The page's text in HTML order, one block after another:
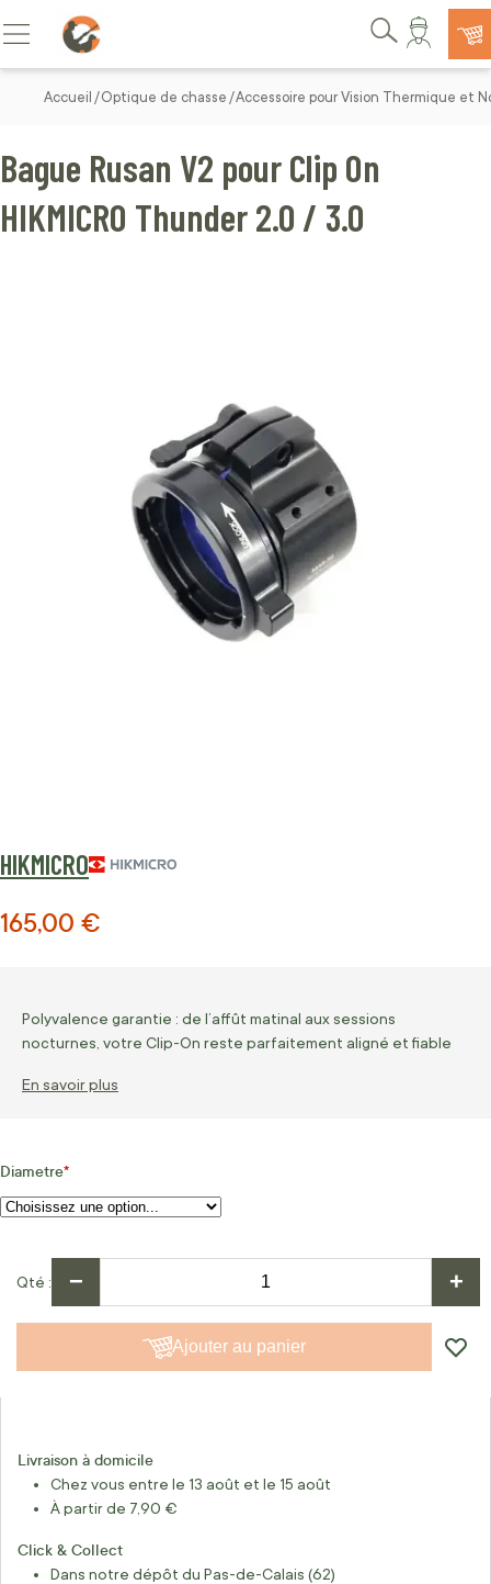
Allez au contenu
Basculer la navigation
Rechercher
Accueil Optique de chasse Accessoire pour Vision Thermique et
HIKMICRO
Bague Rusan V2 pour Clip On
HIKMICRO Thunder 2.0 / 3.0
165,00 €
Polyvalence garantie : de l’affût matinal aux sessions
nocturnes, votre Clip-On reste parfaitement aligné et fiable
En savoir plus
Diametre
Qté − +
Ajouter au panier
Livraison à domicile
Chez vous entre le 13 août et le 15 août
À partir de 7,90 €
Click & Collect
Dans notre dépôt du Pas-de-Calais (62)